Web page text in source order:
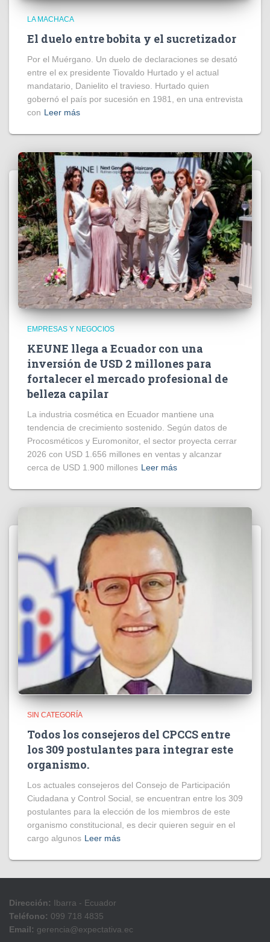
LA MACHACA
El duelo entre bobita y el sucretizador
Por el Muérgano. Un duelo de declaraciones se desató
entre el ex presidente Tiovaldo Hurtado y el actual
mandatario, Danielito el travieso. Hurtado quien
gobernó el país por sucesión en 1981, en una entrevista
con Leer más
EMPRESAS Y NEGOCIOS
KEUNE llega a Ecuador con una
inversión de USD 2 millones para
fortalecer el mercado profesional de
belleza capilar
La industria cosmética en Ecuador mantiene una
tendencia de crecimiento sostenido. Según datos de
Procosméticos y Euromonitor, el sector proyecta cerrar
2026 con USD 1.656 millones en ventas y alcanzar
cerca de USD 1.900 millones Leer más
SIN CATEGORÍA
Todos los consejeros del CPCCS entre
los 309 postulantes para integrar este
organismo.
Los actuales consejeros del Consejo de Participación
Ciudadana y Control Social, se encuentran entre los 309
postulantes para la elección de los miembros de este
organismo constitucional, es decir quieren seguir en el
cargo algunos Leer más
Dirección: Ibarra - Ecuador
Teléfono: 099 718 4835
Email: gerencia@expectativa.ec